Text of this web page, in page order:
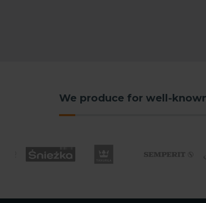
We produce for well-